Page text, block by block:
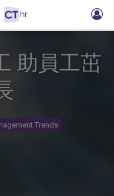
助員工茁
Trends